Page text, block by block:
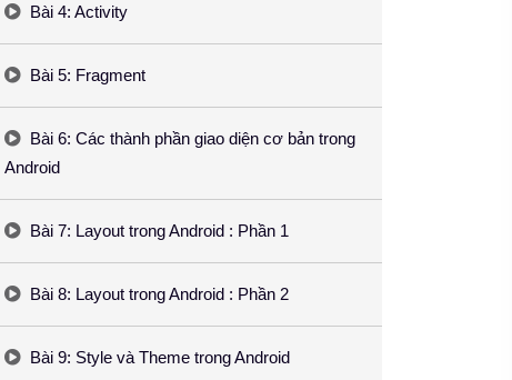
Bài 4: Activity
Bài 5: Fragment
Bài 6: Các thành phần giao diện cơ bản trong
Android
Bài 7: Layout trong Android : Phần 1
Bài 8: Layout trong Android : Phần 2
Bài 9: Style và Theme trong Android